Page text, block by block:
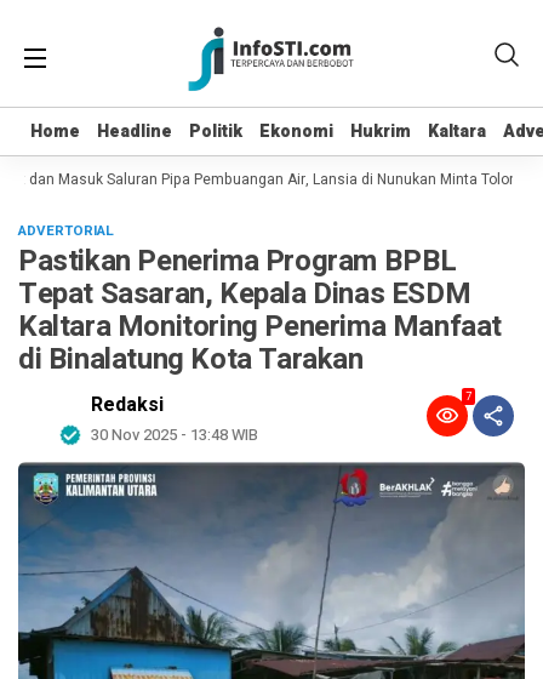
Home Headline Politik Ekonomi Hukrim Kaltara
Home Headline Politik Ekonomi Hukrim Kaltara
dan Masuk Saluran Pipa Pembuangan Air, Lansia di Nunukan Minta Tolong
ADVERTORIAL
Pastikan Penerima Program BPBL
Tepat Sasaran, Kepala Dinas ESDM
Kaltara Monitoring Penerima Manfaat
di Binalatung Kota Tarakan
Redaksi
30 Nov 2025 - 13:48 WIB
7